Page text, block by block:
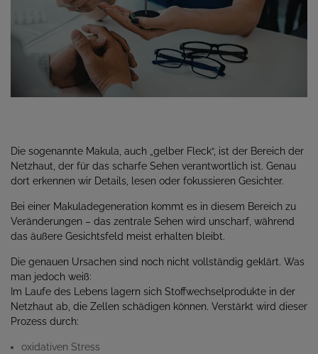
Die sogenannte Makula, auch „gelber Fleck“, ist der Bereich der
Netzhaut, der für das scharfe Sehen verantwortlich ist. Genau
dort erkennen wir Details, lesen oder fokussieren Gesichter.
Bei einer Makuladegeneration kommt es in diesem Bereich zu
Veränderungen – das zentrale Sehen wird unscharf, während
das äußere Gesichtsfeld meist erhalten bleibt.
Die genauen Ursachen sind noch nicht vollständig geklärt. Was
man jedoch weiß:
Im Laufe des Lebens lagern sich Stoffwechselprodukte in der
Netzhaut ab, die Zellen schädigen können. Verstärkt wird dieser
Prozess durch:
oxidativen Stress